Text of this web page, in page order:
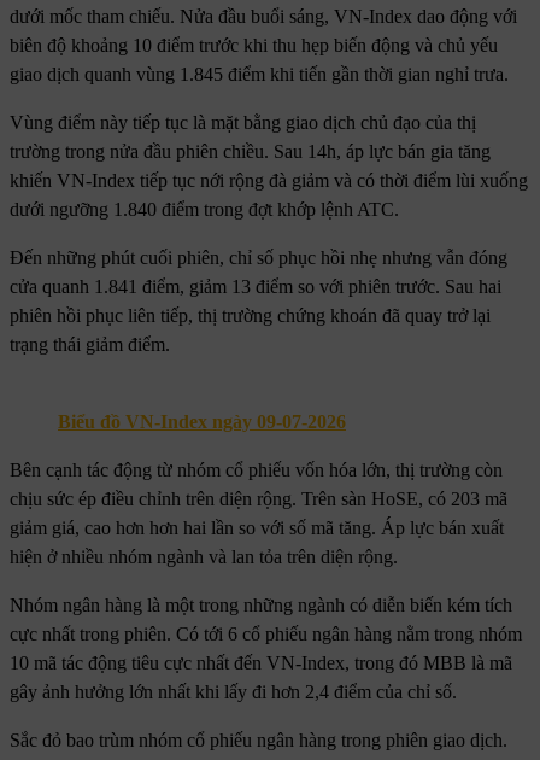
dưới mốc tham chiếu. Nửa đầu buổi sáng, VN-Index dao động với
biên độ khoảng 10 điểm trước khi thu hẹp biến động và chủ yếu
giao dịch quanh vùng 1.845 điểm khi tiến gần thời gian nghỉ trưa.
Vùng điểm này tiếp tục là mặt bằng giao dịch chủ đạo của thị
trường trong nửa đầu phiên chiều. Sau 14h, áp lực bán gia tăng
khiến VN-Index tiếp tục nới rộng đà giảm và có thời điểm lùi xuống
dưới ngưỡng 1.840 điểm trong đợt khớp lệnh ATC.
Đến những phút cuối phiên, chỉ số phục hồi nhẹ nhưng vẫn đóng
cửa quanh 1.841 điểm, giảm 13 điểm so với phiên trước. Sau hai
phiên hồi phục liên tiếp, thị trường chứng khoán đã quay trở lại
trạng thái giảm điểm.
Biểu đồ VN-Index ngày 09-07-2026
Bên cạnh tác động từ nhóm cổ phiếu vốn hóa lớn, thị trường còn
chịu sức ép điều chỉnh trên diện rộng. Trên sàn HoSE, có 203 mã
giảm giá, cao hơn hơn hai lần so với số mã tăng. Áp lực bán xuất
hiện ở nhiều nhóm ngành và lan tỏa trên diện rộng.
Nhóm ngân hàng là một trong những ngành có diễn biến kém tích
cực nhất trong phiên. Có tới 6 cổ phiếu ngân hàng nằm trong nhóm
10 mã tác động tiêu cực nhất đến VN-Index, trong đó MBB là mã
gây ảnh hưởng lớn nhất khi lấy đi hơn 2,4 điểm của chỉ số.
Sắc đỏ bao trùm nhóm cổ phiếu ngân hàng trong phiên giao dịch.